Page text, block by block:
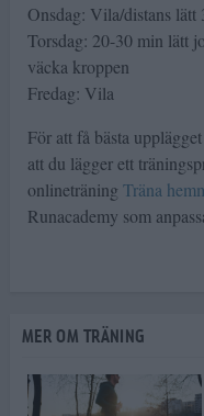
Onsdag: Vila/distans lätt
Torsdag: 20-30 min lätt
väcka kroppen
Fredag: Vila
För att få bästa
att du lägger ett
onlineträning Träna
Runacademy som
MER OM TRÄNING